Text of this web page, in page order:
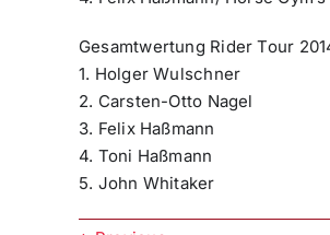
Gesamtwertung Rider Tour
1. Holger Wulschner
2. Carsten-Otto Nagel
3. Felix Haßmann
4. Toni Haßmann
5. John Whitaker